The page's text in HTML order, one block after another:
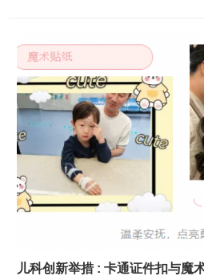
儿科创新举措 : 卡通证件扣与魔